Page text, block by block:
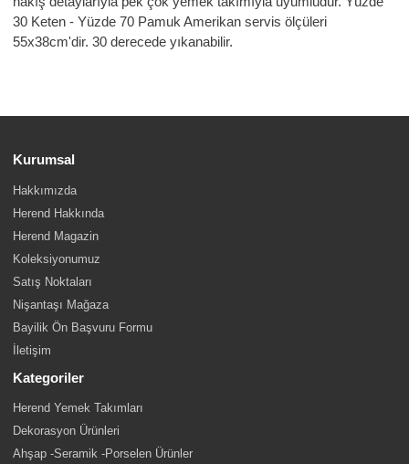
30 Keten - Yüzde 70 Pamuk Amerikan servis ölçüleri
55x38cm'dir. 30 derecede yıkanabilir.
Kurumsal
Hakkımızda
Herend Hakkında
Herend Magazin
Koleksiyonumuz
Satış Noktaları
Nişantaşı Mağaza
Bayilik Ön Başvuru Formu
İletişim
Kategoriler
Herend Yemek Takımları
Dekorasyon Ürünleri
Ahşap -Seramik -Porselen Ürünler